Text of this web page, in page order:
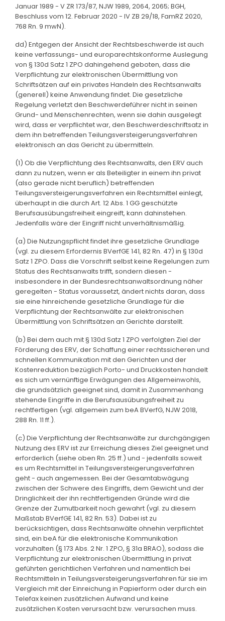
Januar 1989 - V ZR 173/87, NJW 1989, 2064, 2065; BGH,
Beschluss vom 12. Februar 2020 - IV ZB 29/18, FamRZ 2020,
768 Rn. 9 mwN).
dd) Entgegen der Ansicht der Rechtsbeschwerde ist auch
keine verfassungs- und europarechtskonforme Auslegung
von § 130d Satz 1 ZPO dahingehend geboten, dass die
Verpflichtung zur elektronischen Übermittlung von
Schriftsätzen auf ein privates Handeln des Rechtsanwalts
(generell) keine Anwendung findet. Die gesetzliche
Regelung verletzt den Beschwerdeführer nicht in seinen
Grund- und Menschenrechten, wenn sie dahin ausgelegt
wird, dass er verpflichtet war, den Beschwerdeschriftsatz in
dem ihn betreffenden Teilungsversteigerungsverfahren
elektronisch an das Gericht zu übermitteln.
(1) Ob die Verpflichtung des Rechtsanwalts, den ERV auch
dann zu nutzen, wenn er als Beteiligter in einem ihn privat
(also gerade nicht beruflich) betreffenden
Teilungsversteigerungsverfahren ein Rechtsmittel einlegt,
überhaupt in die durch Art. 12 Abs. 1 GG geschützte
Berufsausübungsfreiheit eingreift, kann dahinstehen.
Jedenfalls wäre der Eingriff nicht unverhältnismäßig.
(a) Die Nutzungspflicht findet ihre gesetzliche Grundlage
(vgl. zu diesem Erfordernis BVerfGE 141, 82 Rn. 47) in § 130d
Satz 1 ZPO. Dass die Vorschrift selbst keine Regelungen zum
Status des Rechtsanwalts trifft, sondern diesen -
insbesondere in der Bundesrechtsanwaltsordnung näher
geregelten - Status voraussetzt, ändert nichts daran, dass
sie eine hinreichende gesetzliche Grundlage für die
Verpflichtung der Rechtsanwälte zur elektronischen
Übermittlung von Schriftsätzen an Gerichte darstellt.
(b) Bei dem auch mit § 130d Satz 1 ZPO verfolgten Ziel der
Förderung des ERV, der Schaffung einer rechtssicheren und
schnellen Kommunikation mit den Gerichten und der
Kostenreduktion bezüglich Porto- und Druckkosten handelt
es sich um vernünftige Erwägungen des Allgemeinwohls,
die grundsätzlich geeignet sind, damit in Zusammenhang
stehende Eingriffe in die Berufsausübungsfreiheit zu
rechtfertigen (vgl. allgemein zum beA BVerfG, NJW 2018,
288 Rn. 11 ff.).
(c) Die Verpflichtung der Rechtsanwälte zur durchgängigen
Nutzung des ERV ist zur Erreichung dieses Ziel geeignet und
erforderlich (siehe oben Rn. 25 ff.) und - jedenfalls soweit
es um Rechtsmittel in Teilungsversteigerungsverfahren
geht - auch angemessen. Bei der Gesamtabwägung
zwischen der Schwere des Eingriffs, dem Gewicht und der
Dringlichkeit der ihn rechtfertigenden Gründe wird die
Grenze der Zumutbarkeit noch gewahrt (vgl. zu diesem
Maßstab BVerfGE 141, 82 Rn. 53). Dabei ist zu
berücksichtigen, dass Rechtsanwälte ohnehin verpflichtet
sind, ein beA für die elektronische Kommunikation
vorzuhalten (§ 173 Abs. 2 Nr. 1 ZPO, § 31a BRAO), sodass die
Verpflichtung zur elektronischen Übermittlung in privat
geführten gerichtlichen Verfahren und namentlich bei
Rechtsmitteln in Teilungsversteigerungsverfahren für sie im
Vergleich mit der Einreichung in Papierform oder durch ein
Telefax keinen zusätzlichen Aufwand und keine
zusätzlichen Kosten verursacht bzw. verursachen muss.